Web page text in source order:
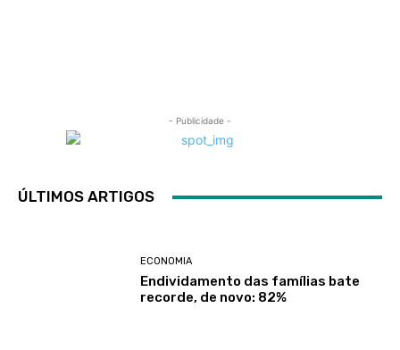
- Publicidade -
ÚLTIMOS ARTIGOS
ECONOMIA
Endividamento das famílias bate
recorde, de novo: 82%